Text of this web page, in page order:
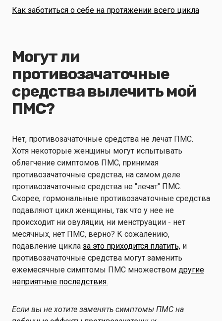
Как заботиться о себе на протяжении всего цикла
Могут ли
противозачаточные
средства вылечить мой
ПМС?
Нет, противозачаточные средства не лечат ПМС.
Хотя некоторые женщины могут испытывать
облегчение симптомов ПМС, принимая
противозачаточные средства, на самом деле
противозачаточные средства не "лечат" ПМС.
Скорее, гормональные противозачаточные средства
подавляют цикл женщины, так что у нее не
происходит ни овуляции, ни менструации - нет
месячных, нет ПМС, верно? К сожалению,
подавление цикла за это приходится платить, и
противозачаточные средства могут заменить
ежемесячные симптомы ПМС множеством другие
неприятные последствия.
Если вы не хотите заменять симптомы ПМС на